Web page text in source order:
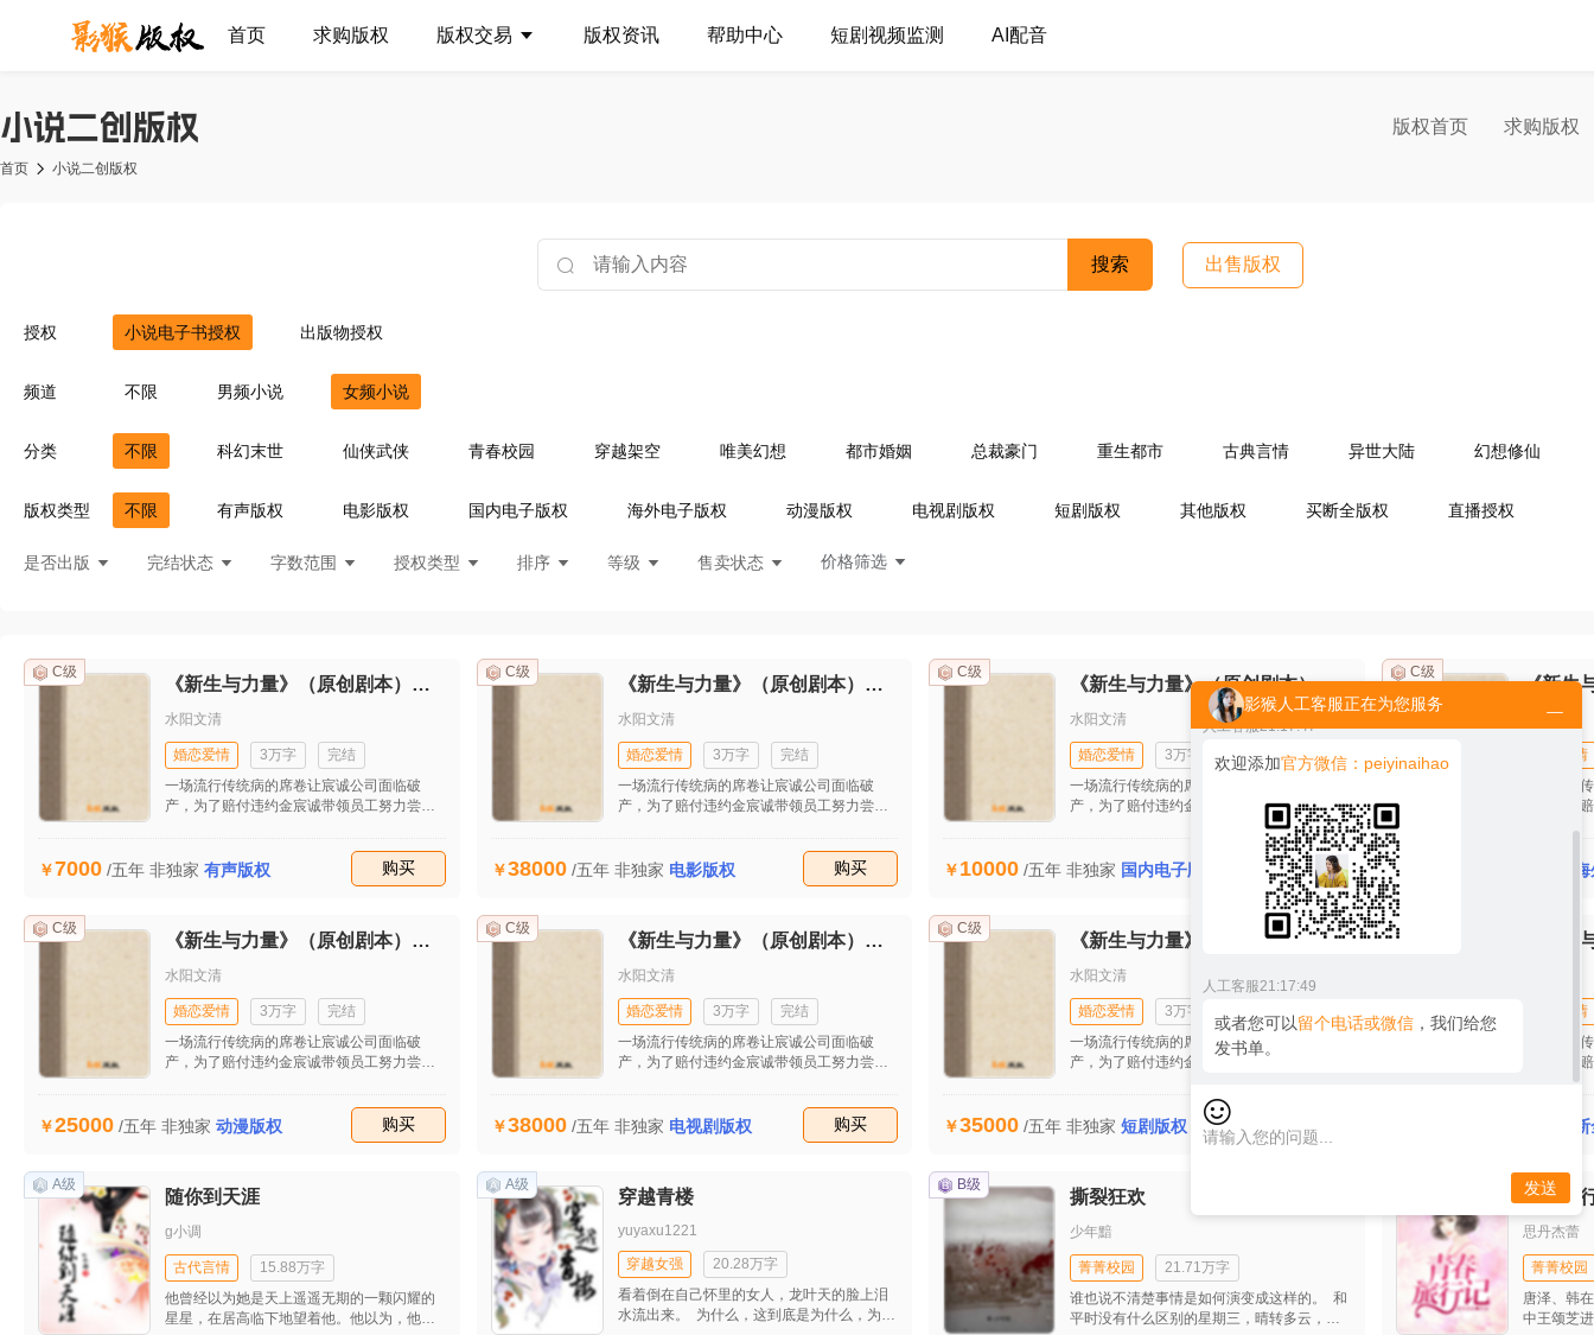
首页 求购版权 版权交易 版权资讯 帮助中心 短剧视频监测 AI配音
小说二创版权 版权首页 求购版权
首页 小说二创版权
搜索 出售版权
授权 小说电子书授权 出版物授权
频道 不限 男频小说 女频小说
分类 不限 科幻末世 仙侠武侠 青春校园 穿越架空 唯美幻想 都市婚姻 总裁豪门 重生都市 古典言情 异世大陆
幻想修仙
灵异惊悚
耽美百合 青梅竹马 菁菁校园 穿越女强 都市言情 豪门总裁 相爱职场 婚里婚外 重生复仇 穿越时空
复仇青春
灵异言情
悬疑灵异 现言刑侦 都市悬疑 魔幻 校园百合 玄幻言情
版权类型 不限 有声版权 电影版权 国内电子版权 海外电子版权 动漫版权 电视剧版权 短剧版权 其他版权 买断全版权 直播授权
是否出版 完结状态 字数范围 授权类型 排序 等级 售卖状态 价格筛选
C级
《新生与力量》（原创剧本）（首发）
水阳文清
婚恋爱情 3万字
完结
一场流行传统病的席卷让宸诚公司面临破
产，为了赔付违约金宸诚带领员工努力尝试
到自流行病发生后的第一个大单子，让公司
起死回生。妻子田雯发现他的婚外情后坚决
患病并没有打垮她，也逐渐揭开她的原生家
庭关系，同时也收获了美好的爱情。
7000 /五年 非独家 有声版权 购买
C级
《新生与力量》（原创剧本）（首发）
水阳文清
婚恋爱情 3万字
完结
一场流行传统病的席卷让宸诚公司面临破
产，为了赔付违约金宸诚带领员工努力尝试
到自流行病发生后的第一个大单子，让公司
起死回生。妻子田雯发现他的婚外情后坚决
患病并没有打垮她，也逐渐揭开她的原生家
庭关系，同时也收获了美好的爱情。
38000 /五年 非独家 电影版权 购买
C级
《新生与力量》（原创剧本）（首发）
水阳文清
婚恋爱情 3万字
完结
一场流行传统病的席卷让宸诚公司面临破
产，为了赔付违约金宸诚带领员工努力尝试
新模式，在工作和生活的种种不顺后他开始
思考生命的意义。最后在他的坚持下成功接
到自流行病发生后的第一个大单子，让公司
起死回生。妻子田雯发现他的婚外情后坚决
与之离婚并重回职场，工作的不顺和儿子的
患病并没有打垮她，也逐渐揭开她的原生家
庭关系，同时也收获了美好的爱情。
10000 /五年 非独家 国内电子版权 购买
C级
婚恋爱情
一场流行
产，为了
到自流行
患病并没
庭关系，
C级
《新生与力量》（原创剧本）（首发）
水阳文清
婚恋爱情 3万字
完结
一场流行传统病的席卷让宸诚公司面临破
产，为了赔付违约金宸诚带领员工努力尝试
到自流行病发生后的第一个大单子，让公司
起死回生。妻子田雯发现他的婚外情后坚决
患病并没有打垮她，也逐渐揭开她的原生家
庭关系，同时也收获了美好的爱情。
25000 /五年 非独家 动漫版权 购买
C级
《新生与力量》（原创剧本）（首发）
水阳文清
婚恋爱情 3万字
完结
一场流行传统病的席卷让宸诚公司面临破
产，为了赔付违约金宸诚带领员工努力尝试
到自流行病发生后的第一个大单子，让公司
起死回生。妻子田雯发现他的婚外情后坚决
患病并没有打垮她，也逐渐揭开她的原生家
庭关系，同时也收获了美好的爱情。
38000 /五年 非独家 电视剧版权 购买
C级
《新生与力量》（原创剧本）（首发）
水阳文清
婚恋爱情 3万字
完结
一场流行传统病的席卷让宸诚公司面临破
产，为了赔付违约金宸诚带领员工努力尝试
思考生命的意义。最后在他的坚持下成功接
到自流行病发生后的第一个大单子，让公司
起死回生。妻子田雯发现他的婚外情后坚决
患病并没有打垮她，也逐渐揭开她的原生家
庭关系，同时也收获了美好的爱情。
35000 /五年 非独家 短剧版权 收藏
婚恋爱情
一场流行
产，为了
新模式，
到自流行
患病并没
庭关系，
买
A级
随你到天涯
g小调
古代言情
15.88万字
他曾经以为她是天上遥遥无期的一颗闪耀的
星星，在居高临下地望着他。他以为，他永
A级
穿越青楼
yuyaxu1221
穿越女强
20.28万字
看着倒在自己怀里的女人，龙叶天的脸上泪
水流出来。 为什么，这到底是为什么，为什
B级
撕裂狂欢
少年黯
菁菁校园
21.71万字
谁也说不清楚事情是如何演变成这样的。 和
平时没有什么区别的星期三，晴转多云，最
青春旅
思丹杰蕾
菁菁校园
唐泽、韩
中王颂芝
影猴人工客服正在为您服务
人工客服21:17:47
欢迎添加官方微信：peiyinaihao
人工客服21:17:49
或者您可以留个电话或微信 ，我们给您
发书单。
发送